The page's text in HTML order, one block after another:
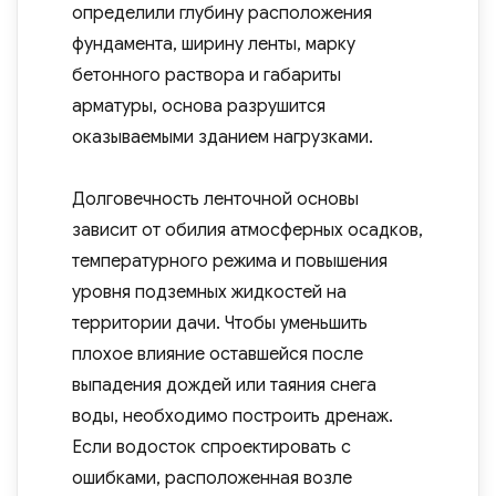
определили глубину расположения
фундамента, ширину ленты, марку
бетонного раствора и габариты
арматуры, основа разрушится
оказываемыми зданием нагрузками.
Долговечность ленточной основы
зависит от обилия атмосферных осадков,
температурного режима и повышения
уровня подземных жидкостей на
территории дачи. Чтобы уменьшить
плохое влияние оставшейся после
выпадения дождей или таяния снега
воды, необходимо построить дренаж.
Если водосток спроектировать с
ошибками, расположенная возле